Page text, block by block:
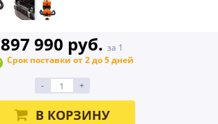
897 990 руб. за 1
Срок поставки от 2 до 5 дней
- +
В КОРЗИНУ